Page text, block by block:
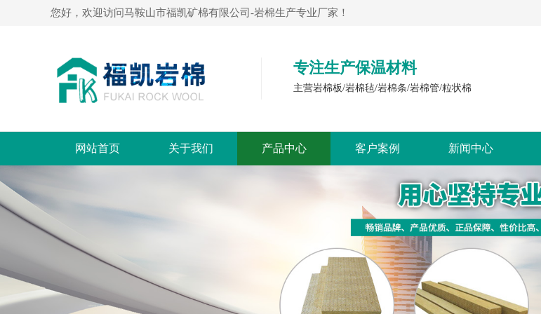
您好，欢迎访问马鞍山市福凯矿棉有限公司-岩棉生产专业厂家！​
专注生产保温材料
主营岩棉板/岩棉毡/岩棉条/岩棉管/粒状棉
网站首页 关于我们 产品中心 客户案例 新闻中心